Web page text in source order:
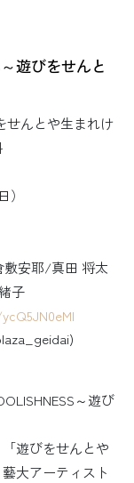
遊びをせんと
せんとや生まれけ
安耶/真田 将太
子
～遊び
遊びをせんとや
大アーティスト